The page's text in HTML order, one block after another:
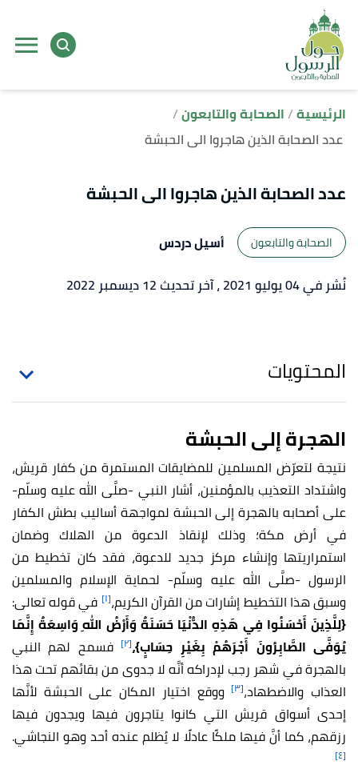
الرئيسية الصحابة والتابعون
عدد الصحابة الذين هاجروا الى الحبشة
عدد الصحابة الذين هاجروا الى الحبشة
الصحابة والتابعون
أسيل دردس
نُشر في 04 يوليو 2021
، آخر تحديث 12 ديسمبر 2022
المحتويات
الهجرة إلى الحبشة
نتيجة لتعرّض المسلمين للمضايقات المستمرة من كفار قريش،
واشتداد التعذيب بالمؤمنين، أشار النبي -صلَّى الله عليه وسلّم-
على أصحابه بالهجرة إلى الحبشة لمواجهة أساليب بطش الكفار
في أرض مكة؛ وذلك لإنقاذ الدعوة من الهلاك وضمان
استمراريتها وإنشاء مركز جديد للدعوة، فقد كان تخطيط من
الرسول -صلَّى الله عليه وسلّم- لحماية الإسلام والمسلمين
وسبق هذا التخطيط إشارات من القرآن الكريم،[١] في قوله تعالى:
{لِلَّذِينَ أَحْسَنُوا فِي هَذِهِ الدُّنْيَا حَسَنَةٌ وَأَرْضُ اللهِ وَاسِعَةٌ إِنَّمَا
يُوَفَّى الصَّابِرُونَ أَجْرَهُمْ بِغَيْرِ حِسَابٍ}،[٢]
فسمح لهم النبي
بالهجرة في شهر رجب لإدراكه أنَّه لا جدوى من بقائهم تحت هذا
العذاب والاضطهاد،[٣]
ووقع اختيار المكان على الحبشة لأنَّها
إحدى أسواق قريش التي كانوا يتاجرون فيها ويجدون فيها
رزقهم، كما أنَّ فيها ملكًا عادلًا لا يُظلم عنده أحد وهو النجاشي.
[٤]